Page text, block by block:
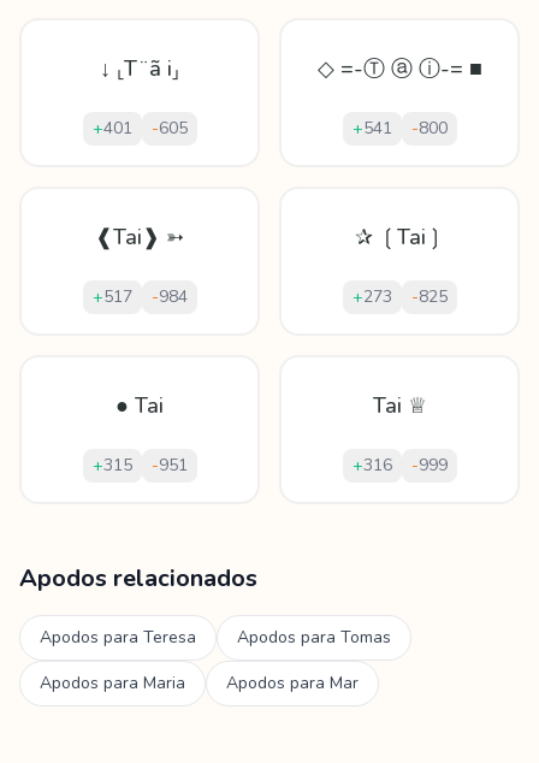
↓ ⸤T ̈ ã i⸥
+401 -605
◇ =-Ⓣ ⓐ ⓘ-= ■
+541 -800
❰Tai❱ ➳
+517 -984
✰ ❲Tai❳
+273 -825
● Tai
+315 -951
Tai ♕
+316 -999
Apodos relacionados
Apodos para Teresa Apodos para Tomas
Apodos para Maria Apodos para Mar